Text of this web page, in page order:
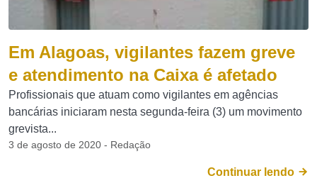
Em Alagoas, vigilantes fazem greve
e atendimento na Caixa é afetado
Profissionais que atuam como vigilantes em agências
bancárias iniciaram nesta segunda-feira (3) um movimento
grevista...
3 de agosto de 2020 - Redação
Continuar lendo